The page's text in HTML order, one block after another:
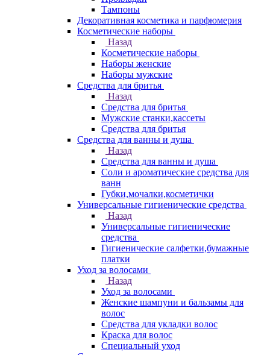
Тампоны
Декоративная косметика и парфюмерия
Косметические наборы
Назад
Косметические наборы
Наборы женские
Наборы мужские
Средства для бритья
Назад
Средства для бритья
Мужские станки,кассеты
Средства для бритья
Средства для ванны и душа
Назад
Средства для ванны и душа
Соли и ароматические средства для
ванн
Губки,мочалки,косметички
Универсальные гигиенические средства
Назад
Универсальные гигиенические
средства
Гигиенические салфетки,бумажные
платки
Уход за волосами
Назад
Уход за волосами
Женские шампуни и бальзамы для
волос
Средства для укладки волос
Краска для волос
Специальный уход